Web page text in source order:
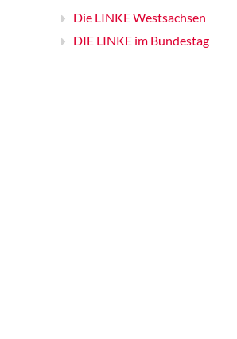
Die LINKE Westsachsen
DIE LINKE im Bundestag